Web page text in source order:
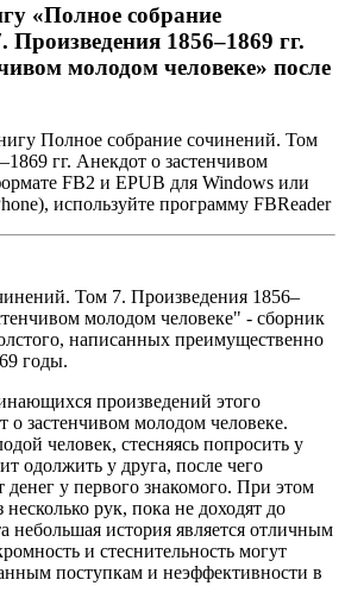
«Полное собрание
1856–1869 гг.
молодом человеке» после
Полное собрание сочинений. Том
гг. Анекдот о застенчивом
FB2 и EPUB для Windows или
используйте программу FBReader
Том 7. Произведения 1856–
молодом человеке" - сборник
написанных преимущественно
годы.
произведений этого
о застенчивом молодом человеке.
человек, стесняясь попросить у
одолжить у друга, после чего
денег у первого знакомого. При этом
несколько рук, пока не доходят до
небольшая история является отличным
и стеснительность могут
поступкам и неэффективности в